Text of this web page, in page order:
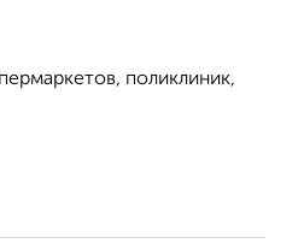
поликлиник,